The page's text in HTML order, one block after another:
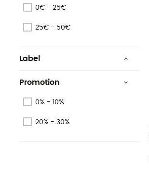
0€ - 25€
25€ - 50€
Label
Garantie
Promotion
0% - 10%
20% - 30%